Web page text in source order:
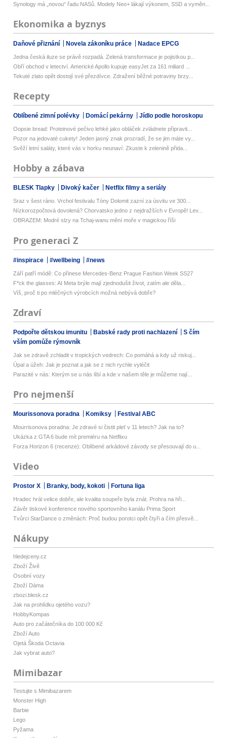
Synology má „novou“ řadu NASů. Modely Neo+ lákají výkonem, SSD a vyměn...
Ekonomika a byznys
Daňové přiznání Novela zákoníku práce Nadace EPCG
Jedna česká iluze se právě rozpadá. Zelená transformace je pojistkou p...
Obří obchod v letectví. Americké Apollo kupuje easyJet za 161 miliard ...
Tekuté zlato opět dostojí své přezdívce. Zdražení běžné potraviny brzy...
Recepty
Oblíbené zimní polévky Domácí pekárny Jídlo podle horoskopu
Oopsie bread: Proteinové pečivo lehké jako obláček zvládnete připravit...
Pozor na jedovaté cukety! Jeden jasný znak prozradí, že se jim máte vy...
Svěží letní saláty, které vás v horku neunaví: Zkuste k zelenině přida...
Hobby a zábava
BLESK Tlapky Divoký kačer Netflix filmy a seriály
Sraz v šest ráno. Vrchol festivalu Tóny Dolomit zazní za úsvitu ve 300...
Nízkorozpočtová dovolená? Chorvatsko jedno z nejdražších v Evropě! Lev...
OBRAZEM: Modré slzy na Tchaj-wanu mění moře v magickou říši
Pro generaci Z
#inspirace #wellbeing #news
Září patří módě: Co přinese Mercedes-Benz Prague Fashion Week SS27
F*ck the glasses: AI Meta brýle mají zjednodušit život, zatím ale děla...
Víš, proč ti po mléčných výrobcích možná nebývá dobře?
Zdraví
Podpořte dětskou imunitu Babské rady proti nachlazení
S čím
vším pomůže rýmovník
Jak se zdravě zchladit v tropických vedrech: Co pomáhá a kdy už riskuj...
Úpal a úžeh: Jak je poznat a jak se z nich rychle vyléčit
Parazité v nás: Kterým se u nás líbí a kde v našem těle je můžeme nají...
Pro nejmenší
Mourissonova poradna Komiksy Festival ABC
Mourrisonova poradna: Je zdravé si čistit pleť v 11 letech? Jak na to?
Ukázka z GTA 6 bude mít premiéru na Netflixu
Forza Horizon 6 (recenze): Oblíbené arkádové závody se přesouvají do u...
Video
Prostor X Branky, body, kokoti Fortuna liga
Hradec hrál velice dobře, ale kvalita soupeře byla znát. Prohra na hři...
Závěr tiskové konference nového sportovního kanálu Prima Sport
Tvůrci StarDance o změnách: Proč budou porotci opět čtyři a čím přesvě...
Nákupy
hledejceny.cz
Zboží Živě
Osobní vozy
Zboží Dáma
zbozi.blesk.cz
Jak na prohlídku ojetého vozu?
HobbyKompas
Auto pro začátečníka do 100 000 Kč
Zboží Auto
Ojetá Škoda Octavia
Jak vybrat auto?
Mimibazar
Testujte s Mimibazarem
Monster High
Barbie
Lego
Pyžama